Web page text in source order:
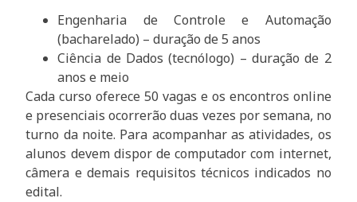
Engenharia de Controle e Automação
(bacharelado) – duração de 5 anos
Ciência de Dados (tecnólogo) – duração de 2
anos e meio
Cada curso oferece 50 vagas e os encontros online
e presenciais ocorrerão duas vezes por semana, no
turno da noite. Para acompanhar as atividades, os
alunos devem dispor de computador com internet,
câmera e demais requisitos técnicos indicados no
edital.